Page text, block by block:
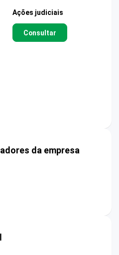
Ações judiciais
Consultar
da empresa